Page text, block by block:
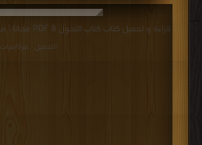
قراءة و تحميل كتاب كتاب التحول 8 PDF مجانا | مكتبة >
التحميل : مرة/مرات